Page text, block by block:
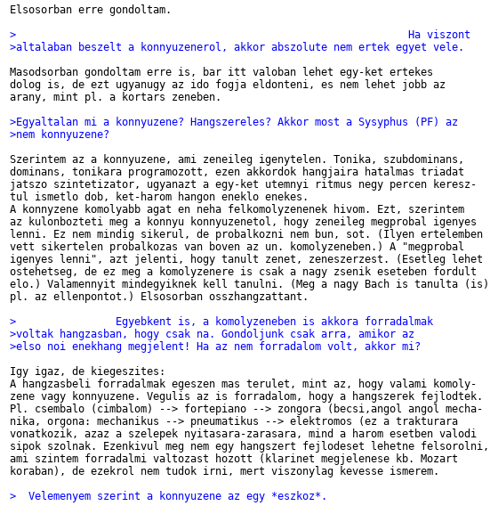
Elsosorban erre gondoltam.
>                                                               Ha viszont
>altalaban beszelt a konnyuzenerol, akkor abszolute nem ertek egyet vele.
Masodsorban gondoltam erre is, bar itt valoban lehet egy-ket ertekes
dolog is, de ezt ugyanugy az ido fogja eldonteni, es nem lehet jobb az
arany, mint pl. a kortars zeneben.
>Egyaltalan mi a konnyuzene? Hangszereles? Akkor most a Sysyphus (PF) az
>nem konnyuzene?
Szerintem az a konnyuzene, ami zeneileg igenytelen. Tonika, szubdominans,
dominans, tonikara programozott, ezen akkordok hangjaira hatalmas triadat
jatszo szintetizator, ugyanazt a egy-ket utemnyi ritmus negy percen keresz-
tul ismetlo dob, ket-harom hangon eneklo enekes.
A konnyzene komolyabb agat en neha felkomolyzenenek hivom. Ezt, szerintem
az kulonbozteti meg a konnyu konnyuzenetol, hogy zeneileg megprobal igenyes
lenni. Ez nem mindig sikerul, de probalkozni nem bun, sot. (Ilyen ertelemben
vett sikertelen probalkozas van boven az un. komolyzeneben.) A "megprobal
igenyes lenni", azt jelenti, hogy tanult zenet, zeneszerzest. (Esetleg lehet
ostehetseg, de ez meg a komolyzenere is csak a nagy zsenik eseteben fordult
elo.) Valamennyit mindegyiknek kell tanulni. (Meg a nagy Bach is tanulta (is)
pl. az ellenpontot.) Elsosorban osszhangzattant.
>                Egyebkent is, a komolyzeneben is akkora forradalmak
>voltak hangzasban, hogy csak na. Gondoljunk csak arra, amikor az
>elso noi enekhang megjelent! Ha az nem forradalom volt, akkor mi?
Igy igaz, de kiegeszites:
A hangzasbeli forradalmak egeszen mas terulet, mint az, hogy valami komoly-
zene vagy konnyuzene. Vegulis az is forradalom, hogy a hangszerek fejlodtek.
Pl. csembalo (cimbalom) --> fortepiano --> zongora (becsi,angol angol mecha-
nika, orgona: mechanikus --> pneumatikus --> elektromos (ez a trakturara
vonatkozik, azaz a szelepek nyitasara-zarasara, mind a harom esetben valodi
sipok szolnak. Ezenkivul meg nem egy hangszert fejlodeset lehetne felsorolni,
ami szintem forradalmi valtozast hozott (klarinet megjelenese kb. Mozart
koraban), de ezekrol nem tudok irni, mert viszonylag kevesse ismerem.
>  Velemenyem szerint a konnyuzene az egy *eszkoz*.